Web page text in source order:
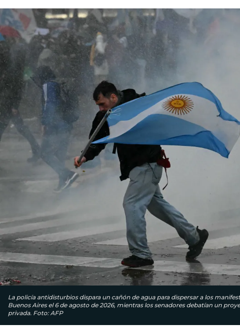
La policía antidisturbios dispara un cañón de agua para dispersar a los
Buenos Aires el 6 de agosto de 2026, mientras los senadores debatían un
privada. Foto: AFP